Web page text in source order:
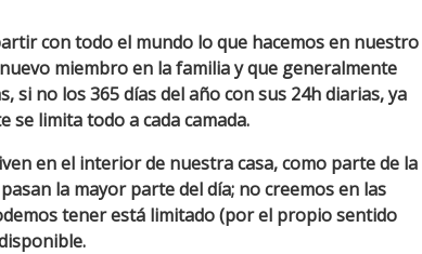
con todo el mundo lo que hacemos en nuestro
miembro en la familia y que generalmente
si no los 365 días del año con sus 24h diarias, ya
limita todo a cada camada.
en el interior de nuestra casa, como parte de la
la mayor parte del día; no creemos en las
tener está limitado (por el propio sentido